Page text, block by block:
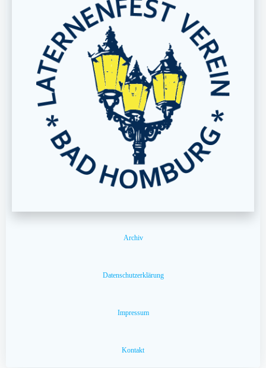
Archiv
Datenschutzerklärung
Impressum
Kontakt